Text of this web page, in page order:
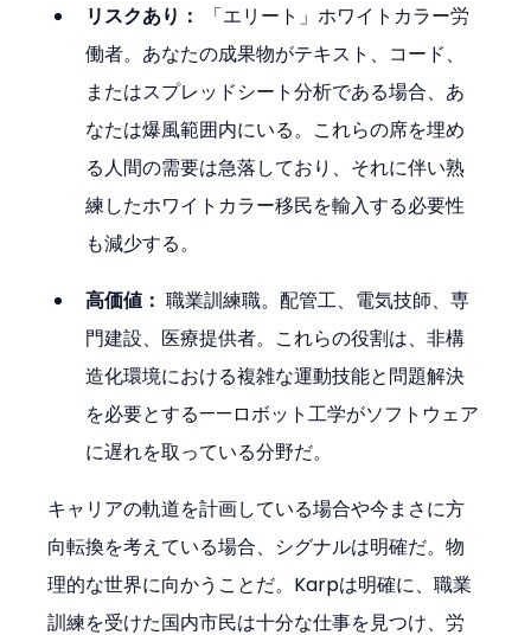
リスクあり：
「エリート」ホワイトカラー労
働者。あなたの成果物がテキスト、コード、
またはスプレッドシート分析である場合、あ
なたは爆風範囲内にいる。これらの席を埋め
る人間の需要は急落しており、それに伴い熟
練したホワイトカラー移民を輸入する必要性
も減少する。
高価値： 職業訓練職。配管工、電気技師、専
門建設、医療提供者。これらの役割は、非構
造化環境における複雑な運動技能と問題解決
を必要とする——ロボット工学がソフトウェア
に遅れを取っている分野だ。
キャリアの軌道を計画している場合や今まさに方
向転換を考えている場合、シグナルは明確だ。物
理的な世界に向かうことだ。Karpは明確に、職業
訓練を受けた国内市民は十分な仕事を見つけ、労